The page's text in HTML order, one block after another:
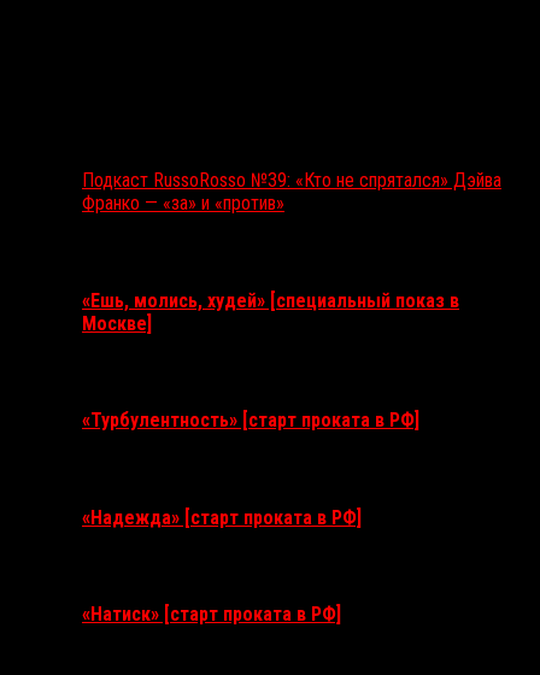
Подкаст RussoRosso №39: «Кто не спрятался» Дэйва
Франко — «за» и «против»
«Ешь, молись, худей» [специальный показ в
Москве]
«Турбулентность» [старт проката в РФ]
«Надежда» [старт проката в РФ]
«Натиск» [старт проката в РФ]